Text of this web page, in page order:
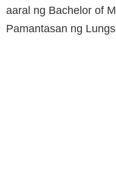
aaral ng Bachelor of
Pamantasan ng